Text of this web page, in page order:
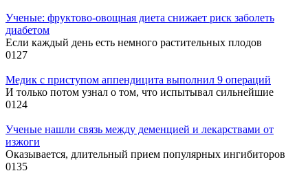
Ученые: фруктово-овощная диета снижает риск заболеть
диабетом
Если каждый день есть немного растительных плодов
0127
Медик с приступом аппендицита выполнил 9 операций
И только потом узнал о том, что испытывал сильнейшие
0124
Ученые нашли связь между деменцией и лекарствами от
изжоги
Оказывается, длительный прием популярных ингибиторов
0135